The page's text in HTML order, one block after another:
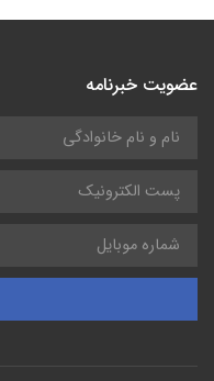
عضویت خبرنامه